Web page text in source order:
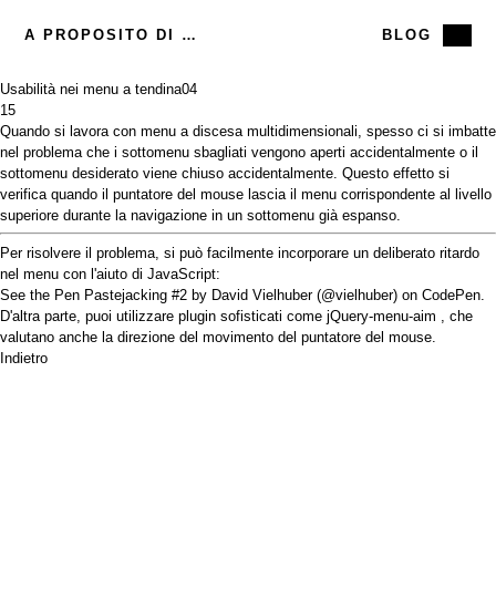
A PROPOSITO DI ME BLOG
Usabilità nei menu a tendina04
15
Quando si lavora con menu a discesa multidimensionali, spesso ci si imbatte
nel problema che i sottomenu sbagliati vengono aperti accidentalmente o il
sottomenu desiderato viene chiuso accidentalmente. Questo effetto si
verifica quando il puntatore del mouse lascia il menu corrispondente al livello
superiore durante la navigazione in un sottomenu già espanso.
Per risolvere il problema, si può facilmente incorporare un deliberato ritardo
nel menu con l'aiuto di JavaScript:
See the Pen Pastejacking #2 by David Vielhuber (@vielhuber) on CodePen
D'altra parte, puoi utilizzare plugin sofisticati come jQuery-menu-aim , che
valutano anche la direzione del movimento del puntatore del mouse.
Indietro